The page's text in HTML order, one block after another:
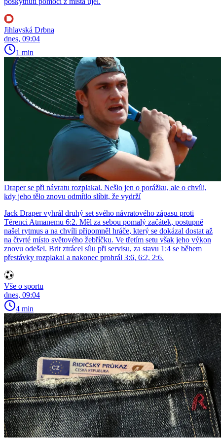
Jihlavská Drbna
dnes, 09:04
1 min
Draper se při návratu rozplakal. Nešlo jen o porážku, ale o chvíli,
kdy jeho tělo znovu odmítlo slíbit, že vydrží
Jack Draper vyhrál druhý set svého návratového zápasu proti
Térenci Atmanemu 6:2. Měl za sebou pomalý začátek, postupně
našel rytmus a na chvíli připomněl hráče, který se dokázal dostat až
na čtvrté místo světového žebříčku. Ve třetím setu však jeho výkon
znovu odešel. Brit ztrácel sílu při servisu, za stavu 1:4 se během
přestávky rozplakal a nakonec prohrál 3:6, 6:2, 2:6.
Vše o sportu
dnes, 09:04
4 min